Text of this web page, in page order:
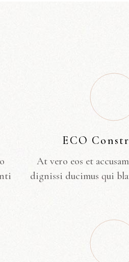
ECO
At vero eos et
dignissi ducimus qui